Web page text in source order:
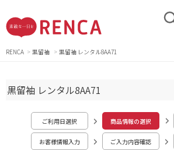
RENCA 黒留袖 黒留袖 レンタル8AA71
黒留袖 レンタル8AA71
ご利用日選択 商品情報の選択
お客様情報入力 ご入力内容確認